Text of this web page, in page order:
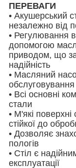
ПЕРЕВАГИ
• Акушерський
незалежно від
• Регулювання
допомогою
приводом, що
надійність
• Масляний
обслуговування
• Всі основні
стали
• М'які поверхні
стійкої до
• Дозволяє
пологів
• Стіл є
експлуатації